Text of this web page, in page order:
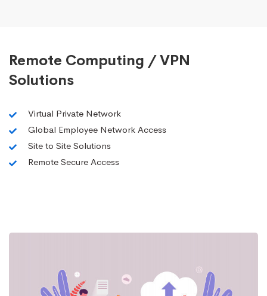
Remote Computing / VPN
Solutions
Virtual Private Network
Global Employee Network Access
Site to Site Solutions
Remote Secure Access